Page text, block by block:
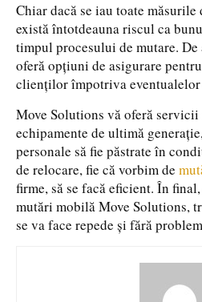
Chiar dacă se iau toate
există întotdeauna riscul ca
timpul procesului de mutare. De
oferă opțiuni de asigurare
clienților împotriva eventualelor
Move Solutions vă oferă
echipamente de ultimă
personale să fie păstrate în
de relocare, fie că vorbim de
firme, să se facă eficient. În
mutări mobilă Move Solutions,
se va face repede și fără